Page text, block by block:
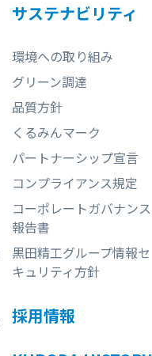
サステナビリティ
環境への取り組み
グリーン調達
品質方針
くるみんマーク
パートナーシップ宣言
コンプライアンス規定
コーポレートガバナンス
報告書
黒田精工グループ情報セ
キュリティ方針
採用情報